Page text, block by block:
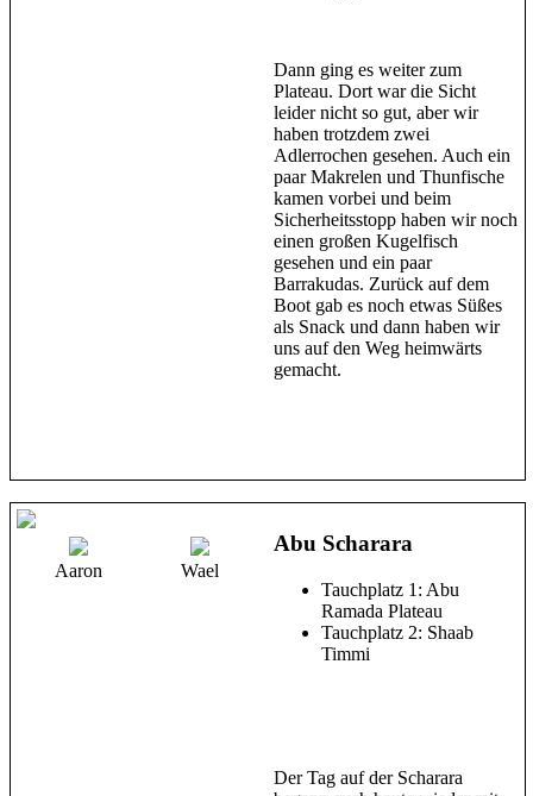
Dann ging es weiter zum
Plateau. Dort war die Sicht
leider nicht so gut, aber wir
haben trotzdem zwei
Adlerrochen gesehen. Auch ein
paar Makrelen und Thunfische
kamen vorbei und beim
Sicherheitsstopp haben wir noch
einen großen Kugelfisch
gesehen und ein paar
Barrakudas. Zurück auf dem
Boot gab es noch etwas Süßes
als Snack und dann haben wir
uns auf den Weg heimwärts
gemacht.
Aaron Wael
Abu Scharara
Tauchplatz 1: Abu
Ramada Plateau
Tauchplatz 2: Shaab
Timmi
Der Tag auf der Scharara